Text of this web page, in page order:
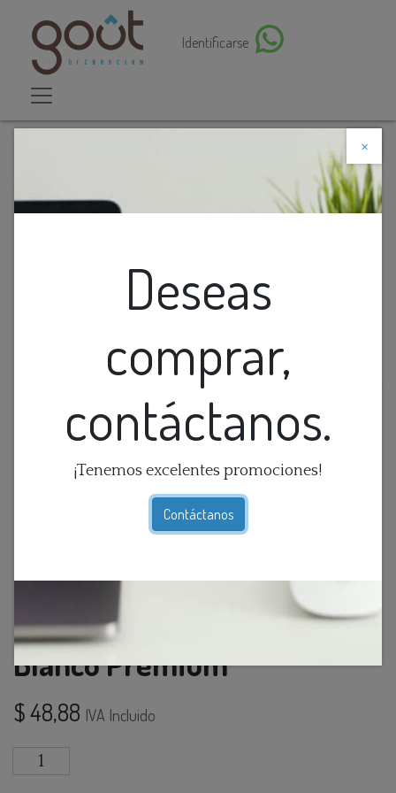
Identificarse
×
Deseas
comprar,
contáctanos.
¡Tenemos excelentes promociones!
Contáctanos
Descuento web
Dimmer Inteligente Wifi Blanco Premium
Dimmer Inteligente Wifi
Blanco Premium
$48,88 IVA Incluido